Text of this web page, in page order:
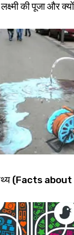
की पूजा और
तथ्य (Facts